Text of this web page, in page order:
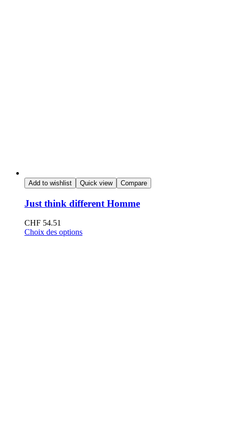
Add to wishlist Quick view Compare
Just think different Homme
CHF 54.51
Choix des options